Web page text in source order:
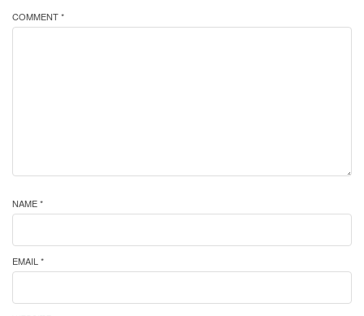
COMMENT *
NAME *
EMAIL *